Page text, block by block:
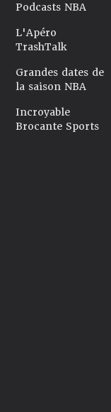
Podcasts NBA
L'Apéro
TrashTalk
Grandes dates de
la saison NBA
Incroyable
Brocante Sports